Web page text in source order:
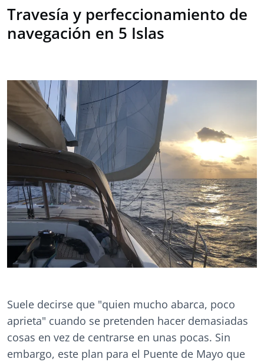
Travesía y perfeccionamiento de
navegación en 5 Islas
Suele decirse que "quien mucho abarca, poco
aprieta" cuando se pretenden hacer demasiadas
cosas en vez de centrarse en unas pocas. Sin
embargo, este plan para el Puente de Mayo que